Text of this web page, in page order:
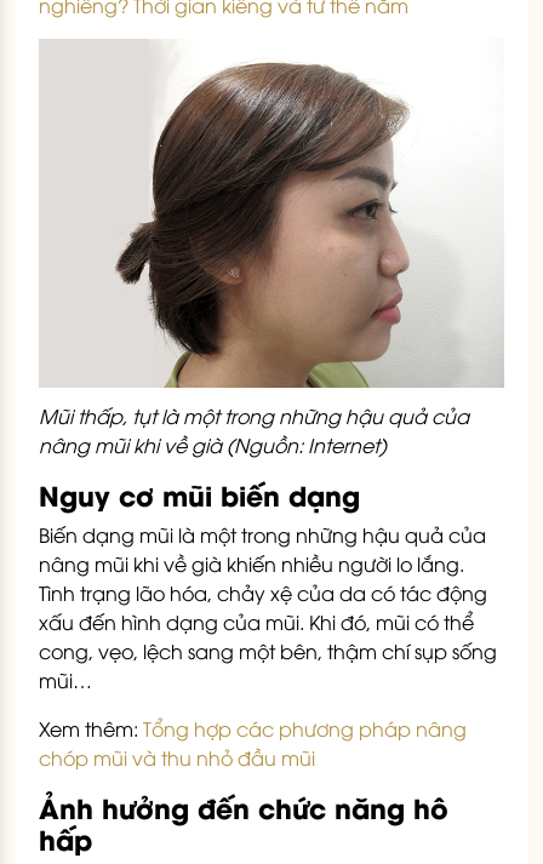
Mũi thấp, tụt là một trong những hậu quả của
nâng mũi khi về già (Nguồn: Internet)
Nguy cơ mũi biến dạng
Biến dạng mũi là một trong những hậu quả của
nâng mũi khi về già khiến nhiều người lo lắng.
Tình trạng lão hóa, chảy xệ của da có tác động
xấu đến hình dạng của mũi. Khi đó, mũi có thể
cong, vẹo, lệch sang một bên, thậm chí sụp sống
mũi…
Xem thêm: Tổng hợp các phương pháp nâng
chóp mũi và thu nhỏ đầu mũi
Ảnh hưởng đến chức năng hô
hấp